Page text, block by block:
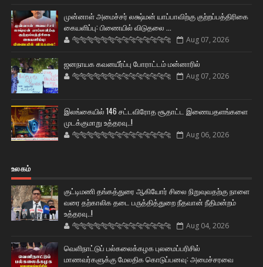
முன்னாள் அமைச்சர் லக்ஷ்மன் யாப்பாவிற்கு குற்றப்பத்திரிகை
கையளிப்பு: பிணையில் விடுதலை ...
🐅🐅🐅🐅🐅🐅🐆🐆🐆🐆🐆🐆🐆🐆 Aug 07, 2026
ஜனநாயக கவனயீர்ப்பு போராட்டம் மன்னாரில்
🐅🐅🐅🐅🐅🐅🐆🐆🐆🐆🐆🐆🐆🐆 Aug 07, 2026
இலங்கையில் 146 சட்டவிரோத சூதாட்ட இணையதளங்களை
முடக்குமாறு உத்தரவு..!
🐅🐅🐅🐅🐅🐅🐆🐆🐆🐆🐆🐆🐆🐆 Aug 06, 2026
உலகம்
குட்டிமணி தங்கத்துரை ஆகியோர் சிலை நிறுவுவதற்கு நாளை
வரை தற்காலிக தடை பருத்தித்துறை நீதவான் நீதிமன்றம்
உத்தரவு..!
🐅🐅🐅🐅🐅🐅🐆🐆🐆🐆🐆🐆🐆🐆 Aug 04, 2026
வெளிநாட்டுப் பல்கலைக்கழக புலமைப்பரிசில்
மாணவர்களுக்கு மேலதிக கொடுப்பனவு: அமைச்சரவை